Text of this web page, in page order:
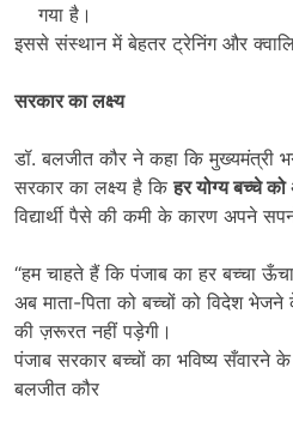
गया है।
इससे संस्थान में बेहतर ट्रेनिंग और
सरकार का लक्ष्य
डॉ. बलजीत कौर ने कहा कि मुख्यमंत्री
सरकार का लक्ष्य है किहर योग्य बच्चे को
विद्यार्थी पैसे की कमी के कारण अपने
“हम चाहते हैं कि पंजाब का हर बच्चा
अब माता-पिता को बच्चों को विदेश
की ज़रूरत नहीं पड़ेगी।
पंजाब सरकार बच्चों का भविष्य सँवारने
बलजीत कौर